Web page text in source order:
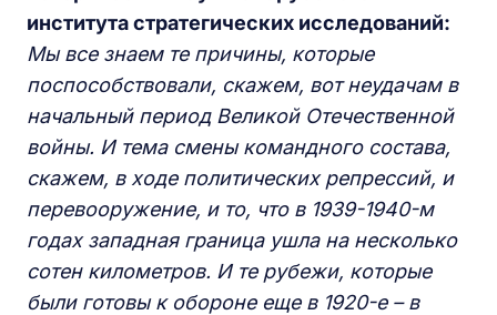
института стратегических исследований:
Мы все знаем те причины, которые
поспособствовали, скажем, вот неудачам в
начальный период Великой Отечественной
войны. Итема смены командного состава,
скажем, в ходе политических репрессий, и
перевооружение, и то, что в 1939-1940-м
годахзападная граница ушла на несколько
сотен километров. Ите рубежи, которые
были готовы к обороне еще в 1920-е – в